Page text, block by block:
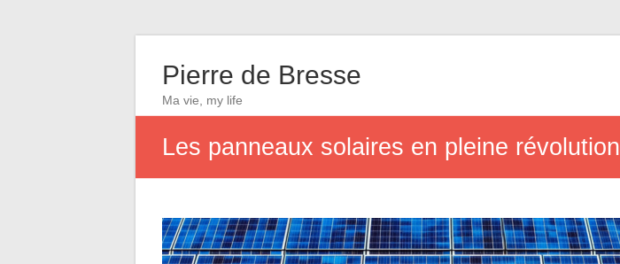
Pierre de Bresse
Ma vie, my life
Les panneaux solaires en pleine révolution